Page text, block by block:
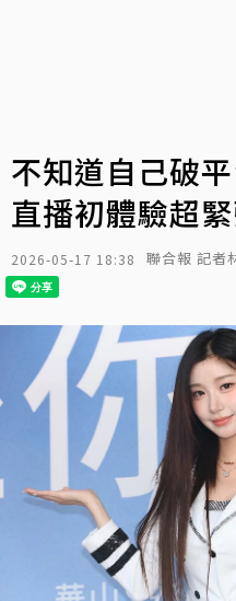
不知道自己破
直播初體驗超
2026-05-17 18:38 聯合報 記者